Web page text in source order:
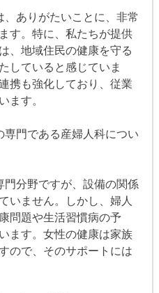
ありがたいことに、非常
す。特に、私たちが提供
、地域住民の健康を守る
していると感じていま
携も強化しており、従業
ます。
専門である産婦人科につい
門分野ですが、設備の関係
いません。しかし、婦人
問題や生活習慣病の予
ます。女性の健康は家族
ので、そのサポートには